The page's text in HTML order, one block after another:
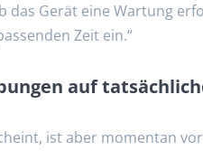
das Gerät eine Wartung
Zeit ein.“
auf
ist aber momentan